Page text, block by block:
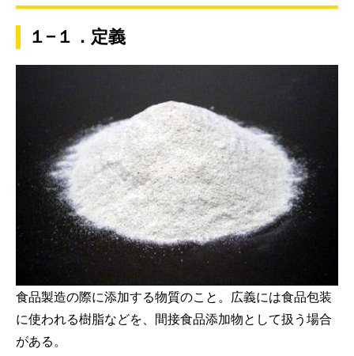
１−１．定義
食品製造の際に添加する物質のこと。広義には食品包装
に使われる樹脂などを、間接食品添加物として扱う場合
がある。